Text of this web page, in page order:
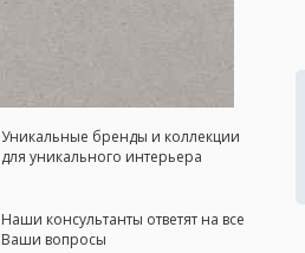
Уникальные бренды и коллекции
для уникального интерьера
Наши консультанты ответят на все
Ваши вопросы